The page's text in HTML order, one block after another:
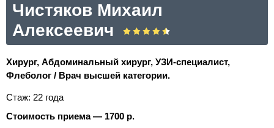
Чистяков Михаил
Алексеевич
Хирург, Абдоминальный хирург, УЗИ-специалист,
Флеболог / Врач высшей категории.
Стаж: 22 года
Стоимость приема — 1700 р.